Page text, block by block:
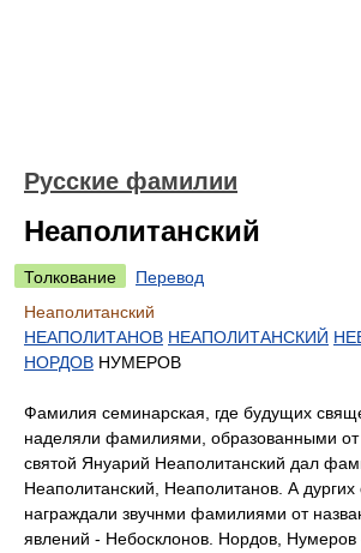
Русские фамилии
Неаполитанский
Толкование
Перевод
Неаполитанский
НЕАПОЛИТАНОВ НЕАПОЛИТАНСКИЙ
НОРДОВ НУМЕРОВ
Фамилия семинарская, где будущих
наделяли фамилиями, образованными от
святой Януарий Неаполитанский дал
Неаполитанский, Неаполитанов. А дургих
награждали звучнми фамилиями от
явлений - Небосклонов. Нордов, Нумеров